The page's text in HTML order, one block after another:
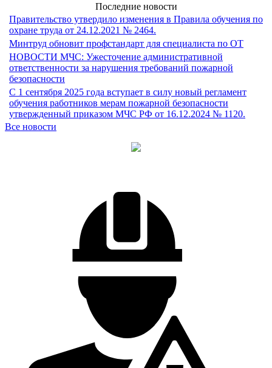
Последние новости
Правительство утвердило изменения в Правила обучения по
охране труда от 24.12.2021 № 2464.
Минтруд обновит профстандарт для специалиста по ОТ
НОВОСТИ МЧС: Ужесточение административной
ответственности за нарушения требований пожарной
безопасности
С 1 сентября 2025 года вступает в силу новый регламент
обучения работников мерам пожарной безопасности
утвержденный приказом МЧС РФ от 16.12.2024 № 1120.
Все новости